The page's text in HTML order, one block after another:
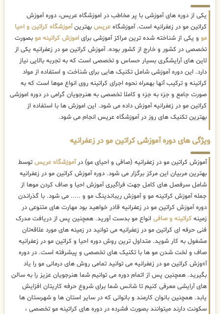
یکی از دوره های آموزشی با پر مخاطب در اموزشگاه عریس، دوره آموزش
کراتین مو در زعفرانیه است. آموزشگاه عریس بهترینآموزشگاه کراتین و احیا
مو و یکی از شناخته شده ترین مراکز آموزشی برای اموزش کراتینه مو بصورت
تخصصی در کشور و خارج از کشور بوده. آموزش کراتین مو در زعفرانیه یکی از
لاین های آرایشگری بسیار حساس و تخصصی است که به تجربه بالایی نیاز
دارد. این دوره آموزشی شامل تکنیک هایی برای شناخت و استفاده از مواد
کراتینه و ترکیب آنها بهمراه نحوه اجرای کراتینه روی انواع موها است که به
صورت جامع و جزء به جزء و کاملا تخصصی به هنرجویان گرامی در دوره اموزشی
کراتین مو در زعفرانیه آموزش داده می شود. این اموزش ها با استفاده از
بهترین تکنیک های روز در آموزشگاه عریس انجام می شود.
ویژگی های دوره آموزشی کراتین مو در زعفرانیه
آموزش کراتین مو در زعفرانیه (صافی و احیای مو) درآموزشگاه عریس توسط
بهترین مربیان این مرکز برگزار می شود. دوره آموزش کراتین مو در زعفرانیه
شامل سرفصل های کامل جهت فراگیری آموزش احیا و صاف کردن موها از
جمله آموزش کراتینه مو و آموزش ریباندینگ مو و ..... می شود. با گذراندن
دوره آموزش کراتین مو در زعفرانیه قادر خواهید بود مهارت های متنوعی در
زمینه کراتینه و صافی انواع مو بدست آورید. همچنین پس از دریافت مدرک
فنی حرفه ای کراتین مو در زعفرانیه می توانید در زمینه های مورد علاقه‌تان
مشغول به کار شوید. متداول ترین روش دوره احیا و کراتین مو در زعفرانیه
صاف و لخت شدن مو ها با تکنیک های تخصصی و پیشرفته است. در دوره
آ»وزش کراتین مو در زعفرانیه می توانید تمامی روش های درمانی مو را یاد
بگیرید. همچنین پس از اتمام دوره می توانیم شما هنرجویان عزیز را به سالن
های آرایشی معرفی کنیم تا شانس شما برای شروع حرفه کاریتان افزایش
یابد. همچنین بانوان کارمند و بانوانی که در سایر استان ها و شهرستان ها
سکونت دارند میتوانند بصورت فشرده در دوره های کراتینه مو تخصصی ،